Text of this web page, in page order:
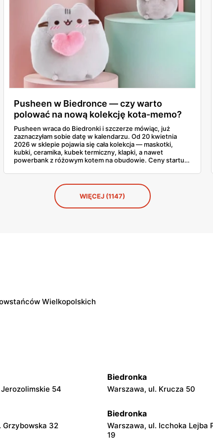
Pusheen w Biedronce — czy warto
polować na nową kolekcję kota-memo?
Pusheen wraca do Biedronki i szczerze mówiąc, już
zaznaczyłam sobie datę w kalendarzu. Od 20 kwietnia
2026 w sklepie pojawia się cała kolekcja — maskotki,
kubki, ceramika, kubek termiczny, klapki, a nawet
powerbank z różowym kotem na obudowie. Ceny startują
największą maskotkę. Sprawdziłam całą gazetkę stronę
po stronie, policzyłam produkty i porównałam ceny ze
Smykiem. Powiem szczerze, co warto łapać w pierwszej
kolejności, a co zostawić na później.
WIĘCEJ (1147)
Wielkopolskich
54
Biedronka
Warszawa, ul. Krucza 50
Grzybowska 32
Biedronka
Warszawa, ul. Icchoka Lejba
19